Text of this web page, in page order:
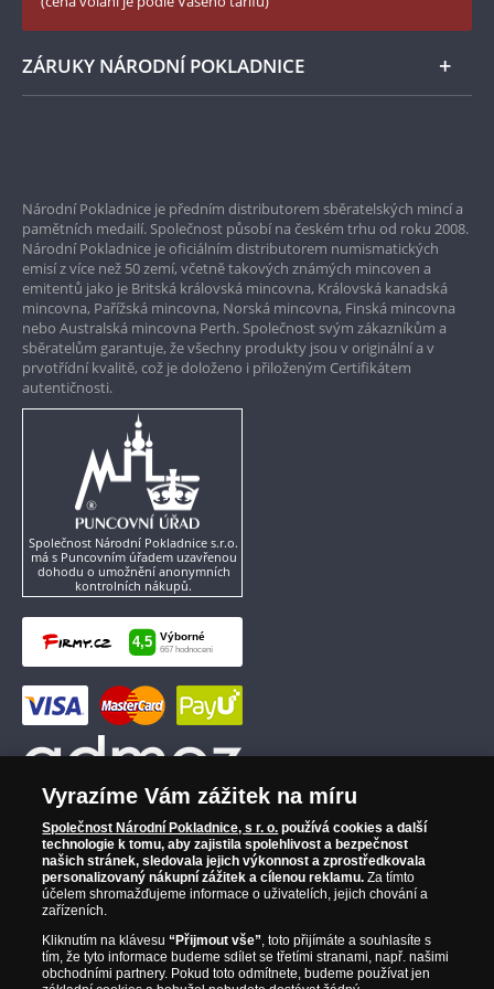
Instagram Národní Pokladnice
ZÁRUKY NÁRODNÍ POKLADNICE
Garance nejvyšší kvality
Pouze originální produkty
Národní Pokladnice je předním distributorem sběratelských mincí a
pamětních medailí. Společnost působí na českém trhu od roku 2008.
Národní Pokladnice je oficiálním distributorem numismatických
emisí z více než 50 zemí, včetně takových známých mincoven a
emitentů jako je Britská královská mincovna, Královská kanadská
mincovna, Pařížská mincovna, Norská mincovna, Finská mincovna
nebo Australská mincovna Perth. Společnost svým zákazníkům a
sběratelům garantuje, že všechny produkty jsou v originální a v
prvotřídní kvalitě, což je doloženo i přiloženým Certifikátem
autentičnosti.
Společnost Národní Pokladnice s.r.o.
má s Puncovním úřadem uzavřenou
dohodu o umožnění anonymních
kontrolních nákupů.
Vyrazíme Vám zážitek na míru
Společnost Národní Pokladnice, s r. o. používá cookies a další
technologie k tomu, aby zajistila spolehlivost a bezpečnost
našich stránek, sledovala jejich výkonnost a zprostředkovala
personalizovaný nákupní zážitek a cílenou reklamu. Za tímto
účelem shromažďujeme informace o uživatelích, jejich chování a
zařízeních.
Kliknutím na klávesu“Přijmout vše”, toto přijímáte a souhlasíte s
tím, že tyto informace budeme sdílet se třetími stranami, např. našimi
obchodními partnery. Pokud toto odmítnete, budeme používat jen